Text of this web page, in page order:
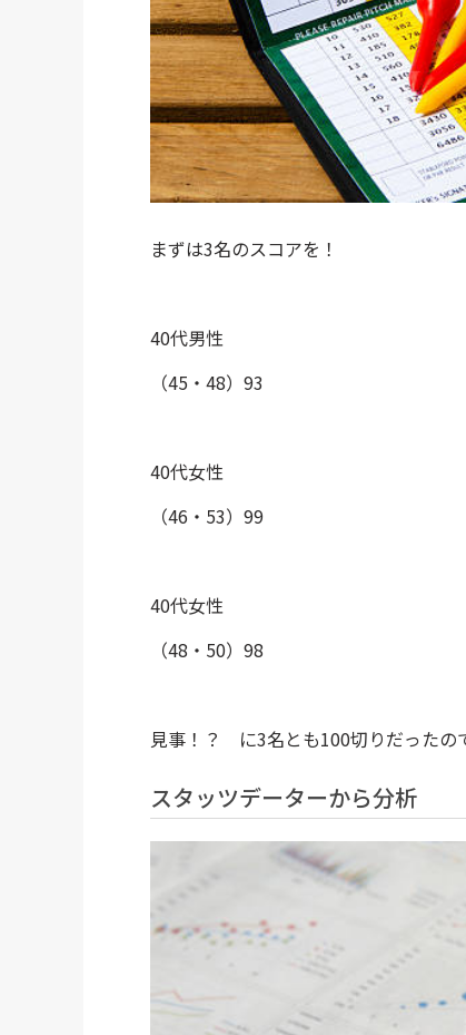
まずは3名のスコアを！
40代男性
（45・48）93
40代女性
（46・53）99
40代女性
（48・50）98
見事！？ に3名とも100切りだったの
スタッツデーターから分析